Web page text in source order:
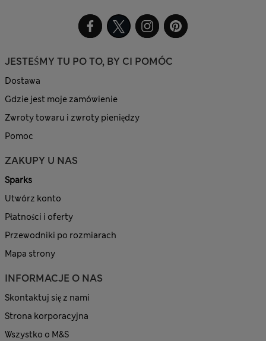
JESTEŚMY TU PO TO, BY CI POMÓC
Dostawa
Gdzie jest moje zamówienie
Zwroty towaru i zwroty pieniędzy
Pomoc
ZAKUPY U NAS
Sparks
Utwórz konto
Płatności i oferty
Przewodniki po rozmiarach
Mapa strony
INFORMACJE O NAS
Skontaktuj się z nami
Strona korporacyjna
Wszystko o M&S